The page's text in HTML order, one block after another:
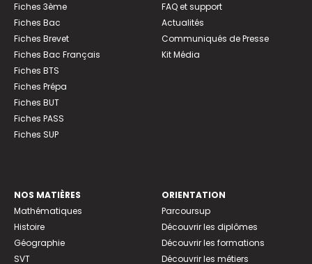
Fiches 3ème
Fiches Bac
Fiches Brevet
Fiches Bac Français
Fiches BTS
Fiches Prépa
Fiches BUT
Fiches PASS
Fiches SUP
FAQ et support
Actualités
Communiqués de Presse
Kit Média
NOS MATIÈRES
Mathématiques
Histoire
Géographie
SVT
ORIENTATION
Parcoursup
Découvrir les diplômes
Découvrir les formations
Découvrir les métiers